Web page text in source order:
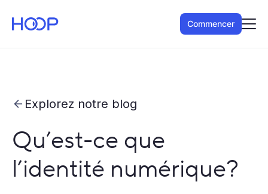
Commencer
Explorez notre blog
Qu’est-ce que
l’identité numérique?